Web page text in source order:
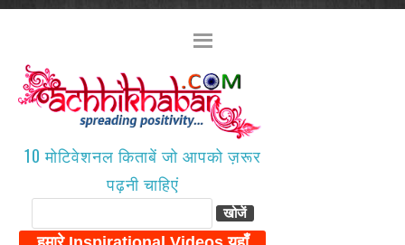
10 मोटिवेशनल किताबें जो आपको ज़रूर
पढ़नी चाहिएं